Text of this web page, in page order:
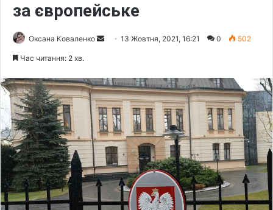
за європейське
Оксана Коваленко
d
a
n
e
m
a
i
l
13 Жовтня, 2021, 16:21 0 502
Час читання: 2 хв.